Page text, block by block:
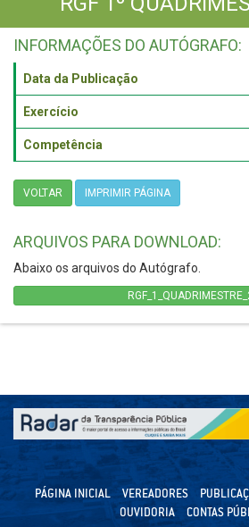
INFORMAÇÕES DO AUTÓGRAFO:
Data da Publicação
Exercício
Competência
VOLTAR IMPRIMIR PÁGINA
ARQUIVOS PARA DOWNLOAD:
Abaixo os arquivos do Autógrafo.
PÁGINA INICIAL VEREADORES
OUVIDORIA
CONTAS